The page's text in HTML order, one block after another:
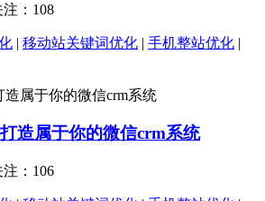
注：108
| 移动站关键词优化 | 手机整站优化 |
造属于你的微信crm系统
注：106